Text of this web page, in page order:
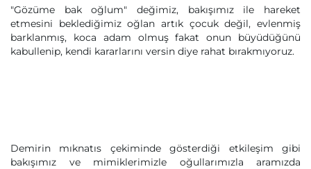
"Gözüme bak oğlum" değimiz, bakışımız ile hareket
etmesini beklediğimiz oğlan artık çocuk değil, evlenmiş
barklanmış, koca adam olmuş fakat onun büyüdüğünü
kabullenip, kendi kararlarını versin diye rahat bırakmıyoruz.
Demirin mıknatıs çekiminde gösterdiği etkileşim gibi
bakışımız ve mimiklerimizle oğullarımızla aramızda